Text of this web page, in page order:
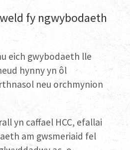
fy ngwybodaeth
eich gwybodaeth lle
hynny yn ôl
neu orchmynion
yn caffael HCC, efallai
am gwsmeriaid fel